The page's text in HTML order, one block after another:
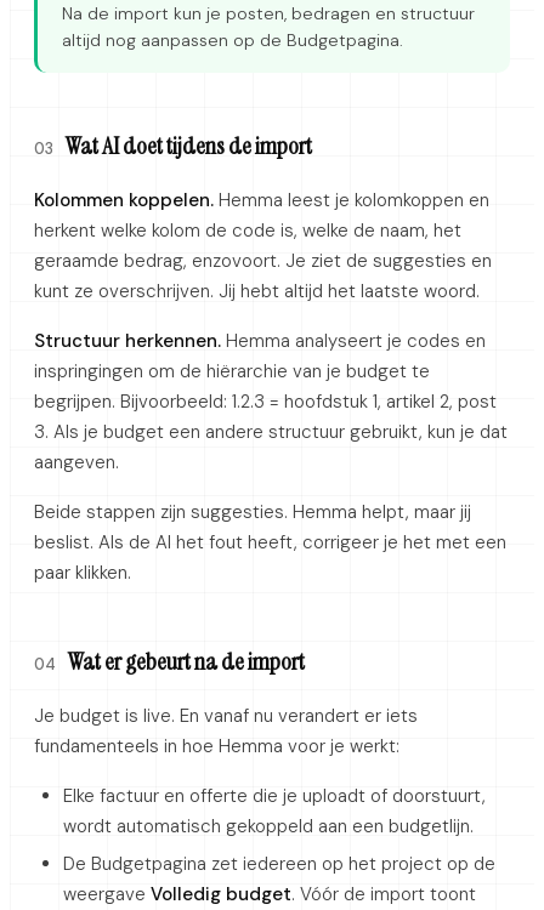
Na de import kun je posten, bedragen en structuur
altijd nog aanpassen op de Budgetpagina.
03 Wat AI doet tijdens de import
Kolommen koppelen. Hemma leest je kolomkoppen en
herkent welke kolom de code is, welke de naam, het
geraamde bedrag, enzovoort. Je ziet de suggesties en
kunt ze overschrijven. Jij hebt altijd het laatste woord.
Structuur herkennen. Hemma analyseert je codes en
inspringingen om de hiërarchie van je budget te
begrijpen. Bijvoorbeeld: 1.2.3 = hoofdstuk 1, artikel 2, post
3. Als je budget een andere structuur gebruikt, kun je dat
aangeven.
Beide stappen zijn suggesties. Hemma helpt, maar jij
beslist. Als de AI het fout heeft, corrigeer je het met een
paar klikken.
04 Wat er gebeurt na de import
Je budget is live. En vanaf nu verandert er iets
fundamenteels in hoe Hemma voor je werkt:
Elke factuur en offerte die je uploadt of doorstuurt,
wordt automatisch gekoppeld aan een budgetlijn.
De Budgetpagina zet iedereen op het project op de
weergave Volledig budget. Vóór de import toont